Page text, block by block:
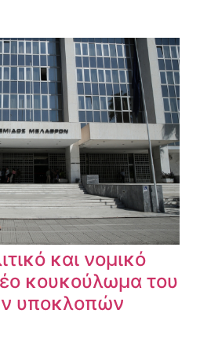
και νομικό
κουκούλωμα του
υποκλοπών